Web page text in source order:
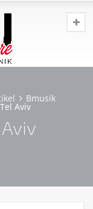
Bmusik
Aviv